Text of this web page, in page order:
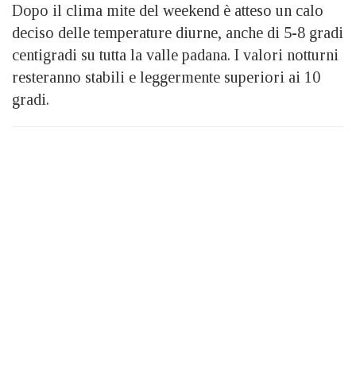
Dopo il clima mite del weekend è atteso un calo
deciso delle temperature diurne, anche di 5-8 gradi
centigradi su tutta la valle padana. I valori notturni
resteranno stabili e leggermente superiori ai 10
gradi.